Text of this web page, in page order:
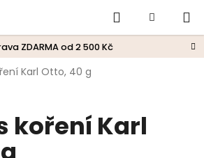
ZDARMA od 2 500 Kč
HledatNákupní
košík
Karl Otto, 40 g
koření Karl